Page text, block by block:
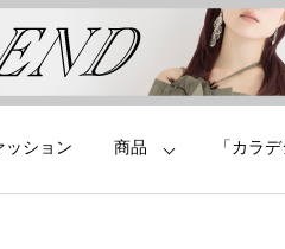
ッション 商品 「カラ